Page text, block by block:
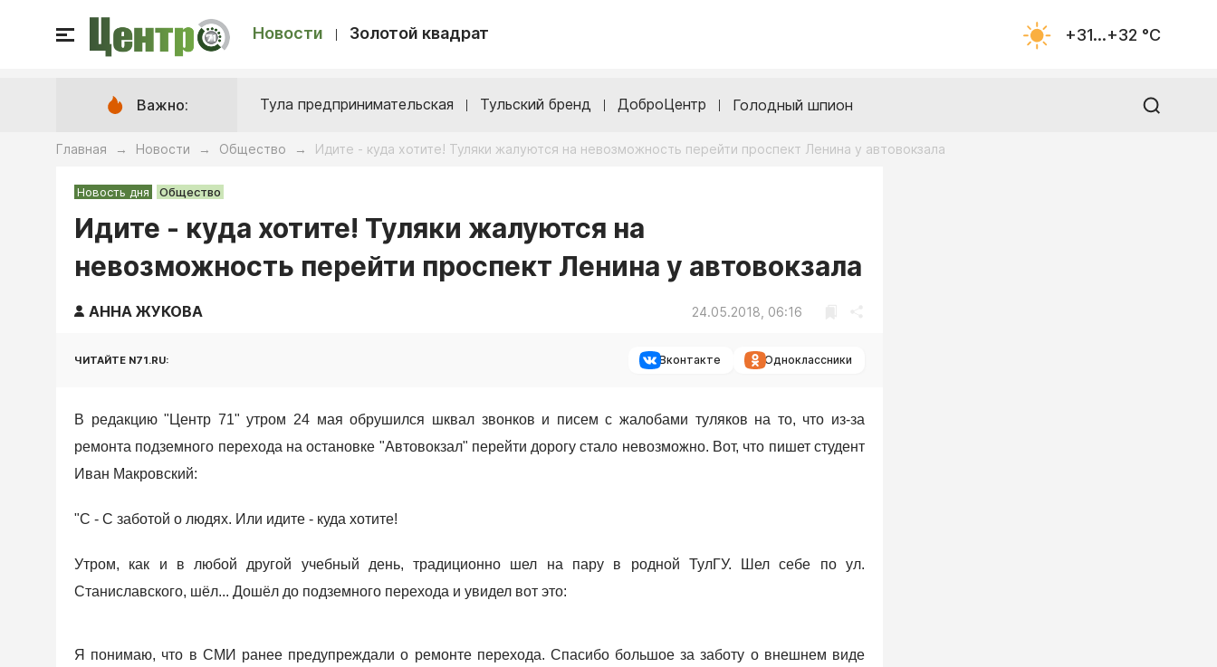
Новости Золотой квадрат +31...+32 °С
Важно: Тула предпринимательская Тульский бренд ДоброЦентр Голодный шпион
Главная → Новости → Общество → Идите - куда хотите! Туляки жалуются на невозможность перейти проспект Ленина у автовокзала
Новость дня Общество
Идите - куда хотите! Туляки жалуются на
невозможность перейти проспект Ленина у автовокзала
АННА ЖУКОВА 24.05.2018, 06:16
ЧИТАЙТЕ N71.RU: Вконтакте Одноклассники
В редакцию "Центр 71" утром 24 мая обрушился шквал звонков и писем с жалобами туляков на то, что из-за
ремонта подземного перехода на остановке "Автовокзал" перейти дорогу стало невозможно. Вот, что пишет студент
Иван Макровский:
"С - С заботой о людях. Или идите - куда хотите!
Утром, как и в любой другой учебный день, традиционно шел на пару в родной ТулГУ. Шел себе по ул.
Станиславского, шёл... Дошёл до подземного перехода и увидел вот это:
Я понимаю, что в СМИ ранее предупреждали о ремонте перехода. Спасибо большое за заботу о внешнем виде